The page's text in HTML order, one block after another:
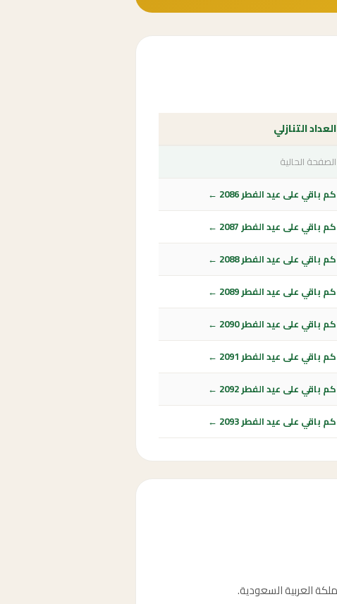
العداد التنازلي
الصفحة الحالية
كم باقي على عيد الفطر 2086 ←
كم باقي على عيد الفطر 2087 ←
كم باقي على عيد الفطر 2088 ←
كم باقي على عيد الفطر 2089 ←
كم باقي على عيد الفطر 2090 ←
كم باقي على عيد الفطر 2091 ←
كم باقي على عيد الفطر 2092 ←
كم باقي على عيد الفطر 2093 ←